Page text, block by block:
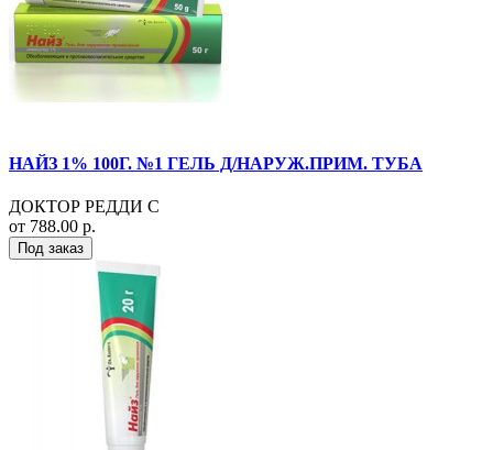
НАЙЗ 1% 100Г. №1 ГЕЛЬ Д/НАРУЖ.ПРИМ. ТУБА
ДОКТОР РЕДДИ С
от 788.00 р.
Под заказ